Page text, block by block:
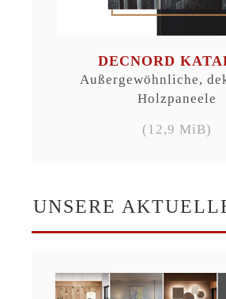
DECNORD
Außergewöhnliche,
Holzpaneele
(12,9 MiB)
UNSERE